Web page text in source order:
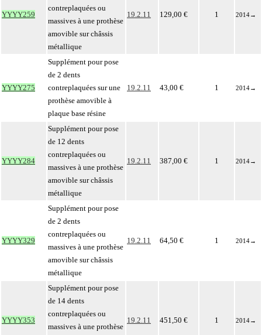
YYYY259
contreplaquées ou
massives à une prothèse
amovible sur châssis
métallique
19.2.11 129,00 € 1 2014→
YYYY275
Supplément pour pose
de 2 dents
contreplaquées sur une
prothèse amovible à
plaque base résine
19.2.11 43,00 € 1 2014→
YYYY284
Supplément pour pose
de 12 dents
contreplaquées ou
massives à une prothèse
amovible sur châssis
métallique
19.2.11 387,00 € 1 2014→
YYYY329
Supplément pour pose
de 2 dents
contreplaquées ou
massives à une prothèse
amovible sur châssis
métallique
19.2.11 64,50 € 1 2014→
YYYY353
Supplément pour pose
de 14 dents
contreplaquées ou
massives à une prothèse
19.2.11 451,50 € 1 2014→